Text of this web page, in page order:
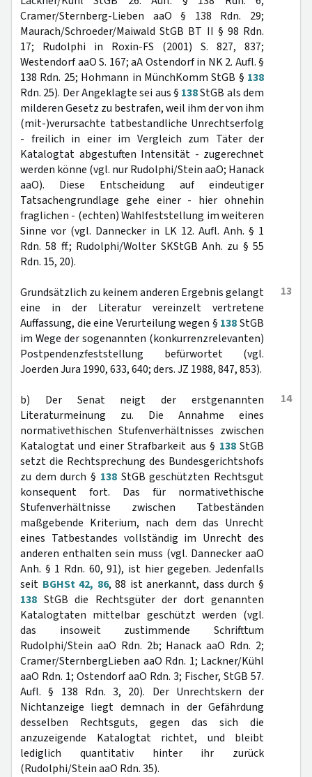
Cramer/Sternberg-Lieben aaO § 138 Rdn. 29;
Maurach/Schroeder/Maiwald StGB BT II § 98 Rdn.
17; Rudolphi in Roxin-FS (2001) S. 827, 837;
Westendorf aaO S. 167; aA Ostendorf in NK 2. Aufl. §
138 Rdn. 25; Hohmann in MünchKomm StGB § 138
Rdn. 25). Der Angeklagte sei aus § 138StGB als dem
milderen Gesetz zu bestrafen, weil ihm der von ihm
(mit-)verursachte tatbestandliche Unrechtserfolg
- freilich in einer im Vergleich zum Täter der
Katalogtat abgestuften Intensität - zugerechnet
werden könne (vgl. nur Rudolphi/Stein aaO; Hanack
aaO). Diese Entscheidung auf eindeutiger
Tatsachengrundlage gehe einer - hier ohnehin
fraglichen - (echten) Wahlfeststellung im weiteren
Sinne vor (vgl. Dannecker in LK 12. Aufl. Anh. § 1
Rdn. 58 ff.; Rudolphi/Wolter SKStGB Anh. zu § 55
Rdn. 15, 20).
13
Grundsätzlich zu keinem anderen Ergebnis gelangt
eine in der Literatur vereinzelt vertretene
Auffassung, die eine Verurteilung wegen § 138StGB
im Wege der sogenannten (konkurrenzrelevanten)
Postpendenzfeststellung befürwortet (vgl.
Joerden Jura 1990, 633, 640; ders. JZ 1988, 847, 853).
14
b) Der Senat neigt der erstgenannten
Literaturmeinung zu. Die Annahme eines
normativethischen Stufenverhältnisses zwischen
Katalogtat und einer Strafbarkeit aus § 138StGB
setzt die Rechtsprechung des Bundesgerichtshofs
zu dem durch § 138StGB geschützten Rechtsgut
konsequent fort. Das für normativethische
Stufenverhältnisse zwischen Tatbeständen
maßgebende Kriterium, nach dem das Unrecht
eines Tatbestandes vollständig im Unrecht des
anderen enthalten sein muss (vgl. Dannecker aaO
Anh. § 1 Rdn. 60, 91), ist hier gegeben. Jedenfalls
seit BGHSt 42, 86, 88 ist anerkannt, dass durch §
138 StGB die Rechtsgüter der dort genannten
Katalogtaten mittelbar geschützt werden (vgl.
das insoweit zustimmende Schrifttum
Rudolphi/Stein aaO Rdn. 2b; Hanack aaO Rdn. 2;
Cramer/SternbergLieben aaO Rdn. 1; Lackner/Kühl
aaO Rdn. 1; Ostendorf aaO Rdn. 3; Fischer, StGB 57.
Aufl. § 138 Rdn. 3, 20). Der Unrechtskern der
Nichtanzeige liegt demnach in der Gefährdung
desselben Rechtsguts, gegen das sich die
anzuzeigende Katalogtat richtet, und bleibt
lediglich quantitativ hinter ihr zurück
(Rudolphi/Stein aaO Rdn. 35).